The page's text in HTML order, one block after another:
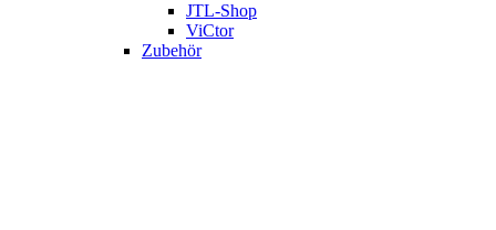
JTL-Shop
ViCtor
Zubehör